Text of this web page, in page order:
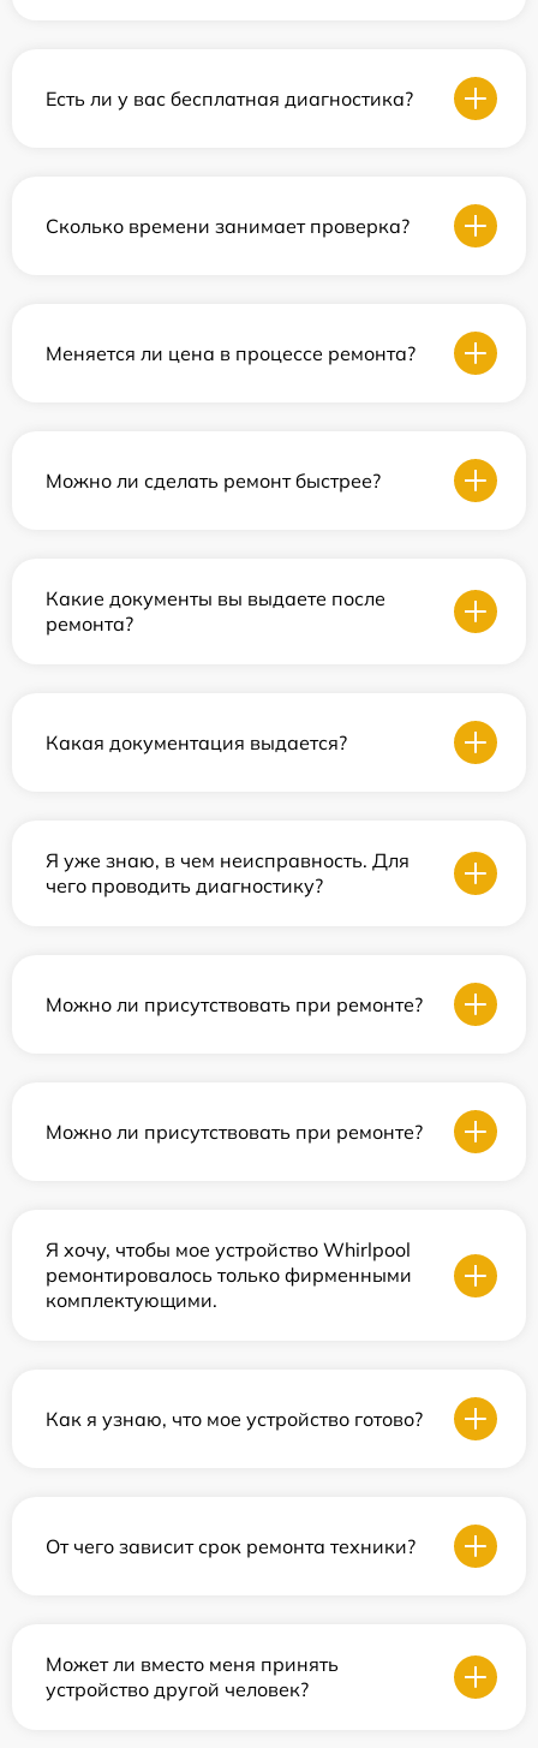
Есть ли у вас бесплатная диагностика?
Сколько времени занимает проверка?
Меняется ли цена в процессе ремонта?
Можно ли сделать ремонт быстрее?
Какие документы вы выдаете после
ремонта?
Какая документация выдается?
Я уже знаю, в чем неисправность. Для
чего проводить диагностику?
Можно ли присутствовать при ремонте?
Можно ли присутствовать при ремонте?
Я хочу, чтобы мое устройство Whirlpool
ремонтировалось только фирменными
комплектующими.
Как я узнаю, что мое устройство готово?
От чего зависит срок ремонта техники?
Может ли вместо меня принять
устройство другой человек?